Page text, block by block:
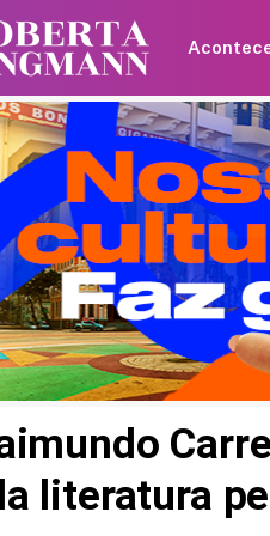
literatura
Gilberto Gil fica preso